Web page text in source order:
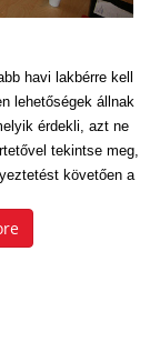
havi lakbérre kell
lehetőségek állnak
érdekli, azt ne
tekintse meg,
követően a